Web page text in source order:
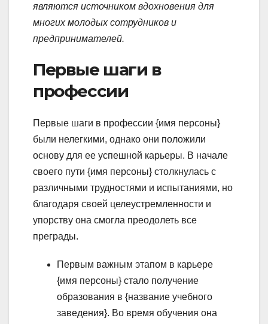
являются источником вдохновения для
многих молодых сотрудников и
предпринимателей.
Первые шаги в
профессии
Первые шаги в профессии {имя персоны}
были нелегкими, однако они положили
основу для ее успешной карьеры. В начале
своего пути {имя персоны} столкнулась с
различными трудностями и испытаниями, но
благодаря своей целеустремленности и
упорству она смогла преодолеть все
преграды.
Первым важным этапом в карьере
{имя персоны} стало получение
образования в {название учебного
заведения}. Во время обучения она